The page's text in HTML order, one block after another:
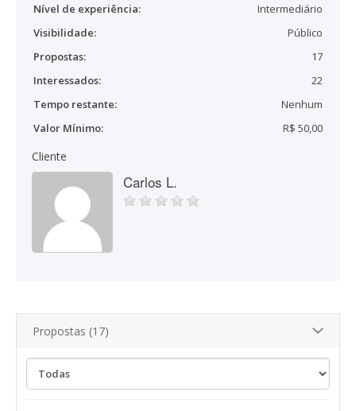
Nível de experiência:
Intermediário
Visibilidade:
Público
Propostas:
17
Interessados:
22
Tempo restante:
Nenhum
Valor Mínimo:
R$ 50,00
Cliente
Carlos L.
Propostas (17)